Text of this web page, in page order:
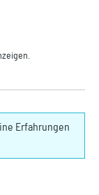
Erfahrungen